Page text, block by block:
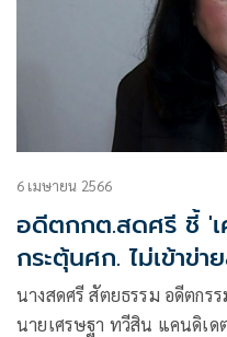
6 เมษายน 2566
อดีตกกต.สดศรี ชี้ 'เ
กระตุ้นศก. ไม่เข้าข่
นางสดศรี​ สัตยธรรม​ อดีตกร
นายเศรษฐา​ ทวีสิน​ แคนดิเ